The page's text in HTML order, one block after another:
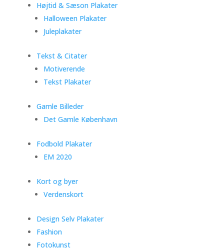
Højtid & Sæson Plakater
Halloween Plakater
Juleplakater
Tekst & Citater
Motiverende
Tekst Plakater
Gamle Billeder
Det Gamle København
Fodbold Plakater
EM 2020
Kort og byer
Verdenskort
Design Selv Plakater
Fashion
Fotokunst